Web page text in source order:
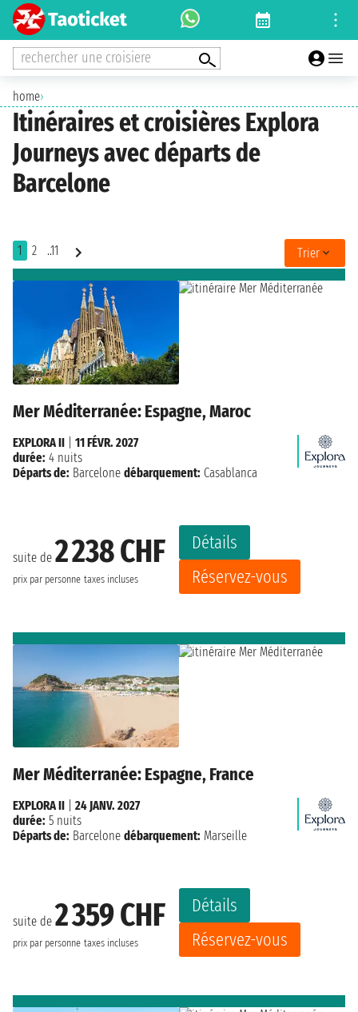
rechercher une croisiere
home›
Itinéraires et croisières Explora
Journeys avec départs de
Barcelone
1 2 ..11 Trier
Mer Méditerranée: Espagne, Maroc
suite de 2 238 CHF
prix par personne taxes incluses
Détails
Réservez-vous
EXPLORA II
11 FÉVR. 2027
durée: 4 nuits
Départs de: Barcelone débarquement: Casablanca
Mer Méditerranée: Espagne, France
suite de 2 359 CHF
prix par personne taxes incluses
Détails
Réservez-vous
EXPLORA II
24 JANV. 2027
durée: 5 nuits
Départs de: Barcelone débarquement: Marseille